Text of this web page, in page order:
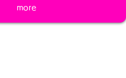
more